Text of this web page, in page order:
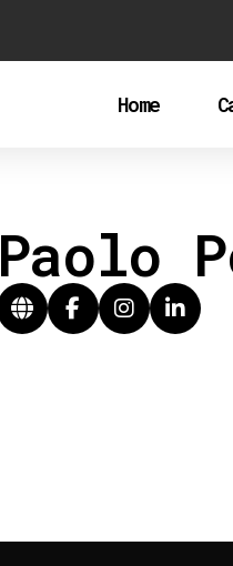
Home
Paolo